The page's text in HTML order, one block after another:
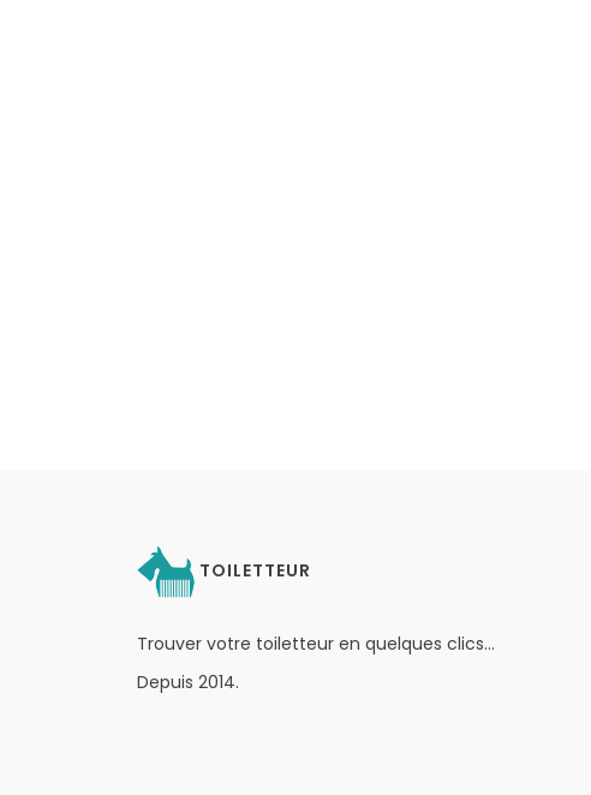
TOILETTEUR
Trouver votre toiletteur en quelques clics…
Depuis 2014.